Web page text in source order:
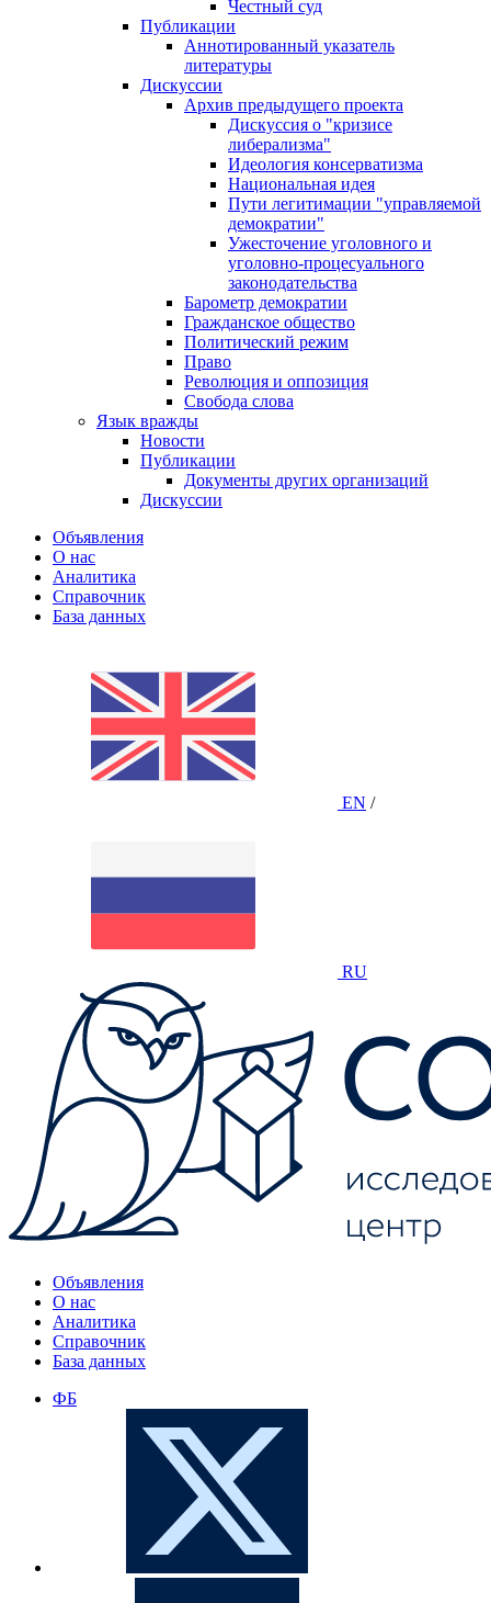
Честный суд
Публикации
Аннотированный указатель
литературы
Дискуссии
Архив предыдущего проекта
Дискуссия о "кризисе
либерализма"
Идеология консерватизма
Национальная идея
Пути легитимации "управляемой
демократии"
Ужесточение уголовного и
уголовно-процесуального
законодательства
Барометр демократии
Гражданское общество
Политический режим
Право
Революция и оппозиция
Свобода слова
Язык вражды
Новости
Публикации
Документы других организаций
Дискуссии
Объявления
О нас
Аналитика
Справочник
База данных
EN /
RU
Объявления
О нас
Аналитика
Справочник
База данных
ФБ